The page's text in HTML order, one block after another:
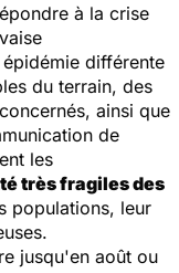
à la crise
différente
du terrain, des
ainsi que
de
les
très fragiles des
populations, leur
jusqu'en août ou